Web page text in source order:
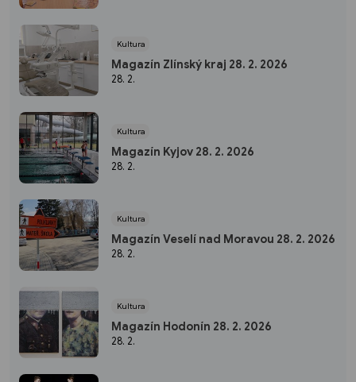
Kultura
Magazín Zlínský kraj 28. 2. 2026
28. 2.
Kultura
Magazín Kyjov 28. 2. 2026
28. 2.
Kultura
Magazín Veselí nad Moravou 28. 2. 2026
28. 2.
Kultura
Magazín Hodonín 28. 2. 2026
28. 2.